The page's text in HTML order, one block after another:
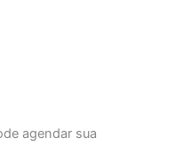
agendar sua